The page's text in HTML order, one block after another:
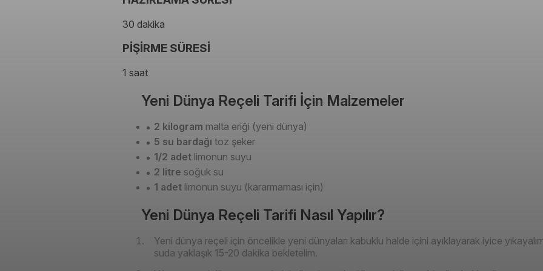
30 dakika
PİŞİRME SÜRESİ
1 saat
Yeni Dünya Reçeli Tarifi İçin Malzemeler
2 kilogram malta eriği (yeni dünya)
5 su bardağı toz şeker
1/2 adet limonun suyu
2 litre soğuk su
1 adet limonun suyu (kararmaması için)
Yeni Dünya Reçeli Tarifi Nasıl Yapılır?
Yeni dünya reçeli için öncelikle yeni dünyaları kabuklu halde içini ayıklayarak iyice
suda yaklaşık 15-20 dakika bekletelim.